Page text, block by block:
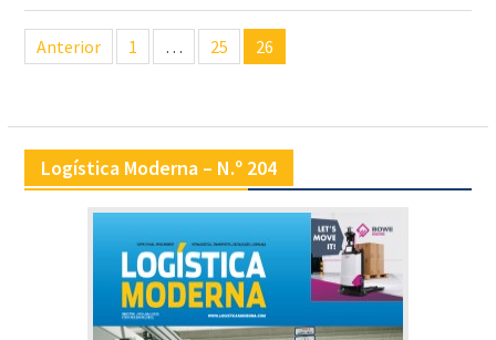
Navegação
deAnterior 1 … 25 26
Logística Moderna – N.º 204